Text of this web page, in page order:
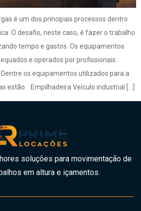
é um dos principais processos dentro
O desafio, neste caso, é fazer o trabalho
tempo e gastos. Os equipamentos
e operados por profissionais
os equipamentos utilizados para a
estão: Empilhadeira Veículo industrial […]
soluções para movimentação de
em altura e içamentos.